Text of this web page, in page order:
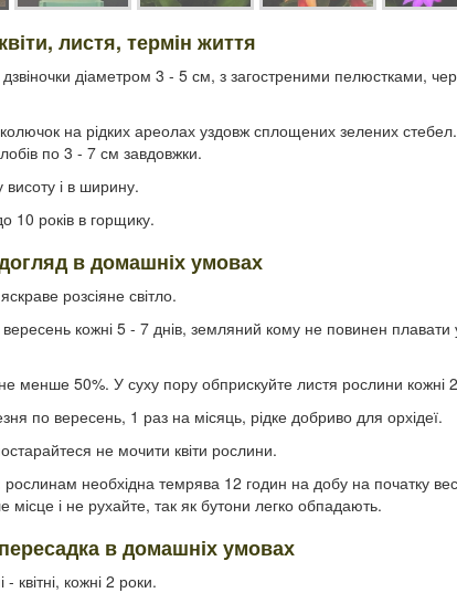
листя, термін життя
дзвіночки діаметром 3 - 5 см, з загостреними пелюстками,
колючок на рідких ареолах уздовж сплощених зелених
по 3 - 7 см завдовжки.
і в ширину.
10 років в горщику.
догляд в домашніх умовах
яскраве розсіяне світло.
кожні 5 - 7 днів, земляний кому не повинен плавати
не менше 50%. У суху пору обприскуйте листя рослини кожні
по вересень, 1 раз на місяць, рідке добриво для орхідеї.
не мочити квіти рослини.
рослинам необхідна темрява 12 годин на добу на початку
місце і не рухайте, так як бутони легко обпадають.
пересадка в домашніх умовах
- квітні, кожні 2 роки.